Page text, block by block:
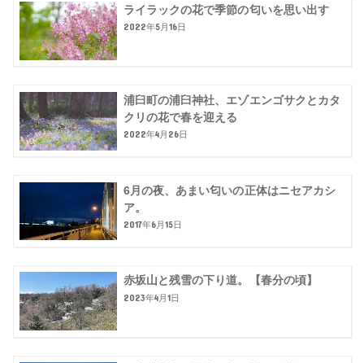
ライラックの花で季節の匂いを思い出す
2022年5月16日
浦臼町の浦臼神社、エゾエンゴサクとカタ
クリの花で春を迎える
2022年4月26日
6月の夜、あまい匂いの正体はニセアカシ
ア。
2017年6月15日
赤坂山と残雪の下り道。【春分の頃】
2023年4月1日